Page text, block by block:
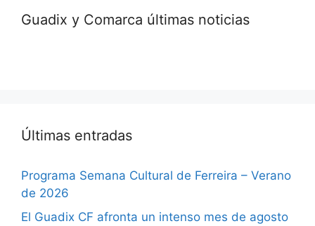
Guadix y Comarca últimas noticias
Últimas entradas
Programa Semana Cultural de Ferreira – Verano
de 2026
El Guadix CF afronta un intenso mes de agosto